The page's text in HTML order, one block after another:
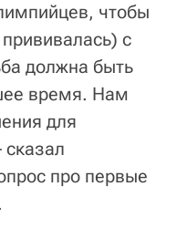
чтобы
с
должна быть
время. Нам
для
про первые